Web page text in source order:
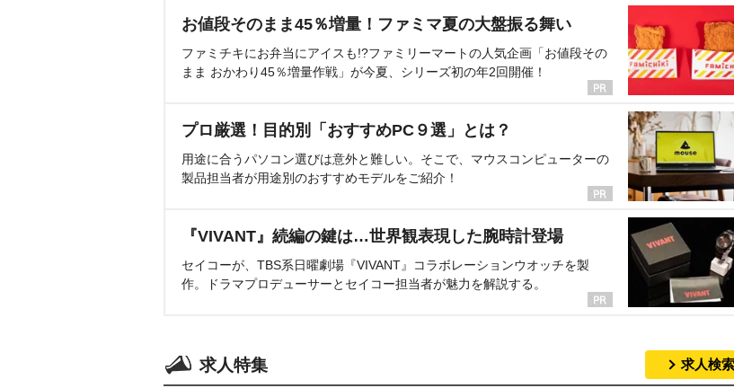
お値段そのまま45％増量！ファミマ夏の大盤振る舞い
ファミチキにお弁当にアイスも!?ファミリーマートの人気企画「お値段その
まま おかわり45％増量作戦」が今夏、シリーズ初の年2回開催！
プロ厳選！目的別「おすすめPC９選」とは？
用途に合うパソコン選びは意外と難しい。そこで、マウスコンピューターの
製品担当者が用途別のおすすめモデルをご紹介！
『VIVANT』続編の鍵は…世界観表現した腕時計登場
セイコーが、TBS系日曜劇場『VIVANT』コラボレーションウオッチを製
作。ドラマプロデューサーとセイコー担当者が魅力を解説する。
求人特集 求人検索